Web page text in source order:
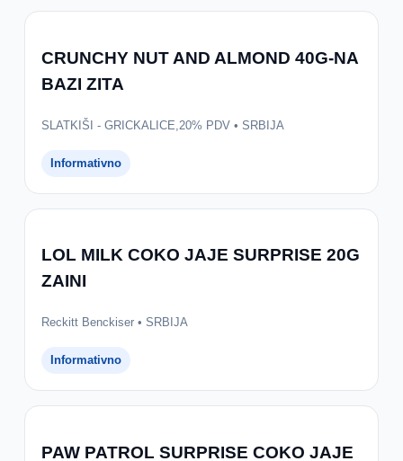
CRUNCHY NUT AND ALMOND 40G-NA
BAZI ZITA
SLATKIŠI - GRICKALICE,20% PDV • SRBIJA
Informativno
LOL MILK COKO JAJE SURPRISE 20G
ZAINI
Reckitt Benckiser • SRBIJA
Informativno
PAW PATROL SURPRISE COKO JAJE